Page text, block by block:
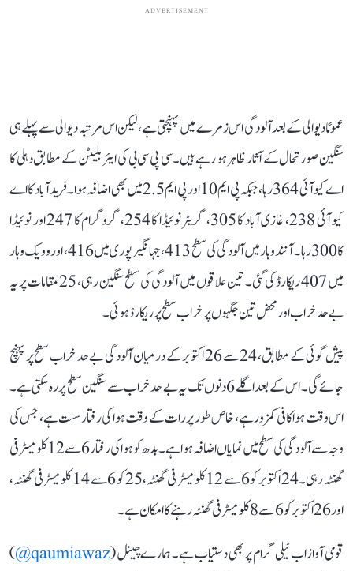
ADVERTISEMENT
عمومًا دیوالی کے بعد آلودگی اس زمرے میں پہنچتی ہے، لیکن اس مرتبہ دیوالی سے پہلے ہی
سنگین صورتحال کے آثار ظاہر ہو رہے ہیں۔ سی پی سی بی کی ایئر بلیٹن کے مطابق دہلی کا
اے کیو آئی 364 رہا، جبکہ پی ایم 10 اور پی ایم 2.5 میں بھی اضافہ ہوا۔ فرید آباد کا اے
کیو آئی 238، غازی آباد کا 305، گریٹر نوئیڈا کا 254، گروگرام کا 247 اور نوئیڈا
کا 300 رہا۔ آنند وہار میں آلودگی کی سطح 413، جہانگیر پوری میں 416، اور وویک وہار
میں 407 ریکارڈ کی گئی۔ تین علاقوں میں آلودگی کی سطح سنگین رہی، 25 مقامات پر یہ
بے حد خراب اور محض تین جگہوں پر خراب سطح پر ریکارڈ ہوئی۔
پیش گوئی کے مطابق، 24 سے 26 اکتوبر کے درمیان آلودگی بے حد خراب سطح پر پہنچ
جائے گی۔ اس کے بعد اگلے 6 دنوں تک یہ بے حد خراب سے سنگین سطح پر رہ سکتی ہے۔
اس وقت ہوا کافی کمزور ہے، خاص طور پر رات کے وقت ہوا کی رفتار سست ہے، جس کی
وجہ سے آلودگی کی سطح میں نمایاں اضافہ ہوا ہے۔ بدھ کو ہوا کی رفتار 6 سے 12 کلومیٹر فی
گھنٹہ رہی۔ 24 اکتوبر کو 6 سے 12 کلومیٹر فی گھنٹہ، 25 کو 6 سے 14 کلومیٹر فی گھنٹہ،
اور 26 اکتوبر کو 6 سے 8 کلومیٹر فی گھنٹہ رہنے کا امکان ہے۔
قومی آواز اب ٹیلی گرام پر بھی دستیاب ہے۔ ہمارے چینل (qaumiawaz@
)